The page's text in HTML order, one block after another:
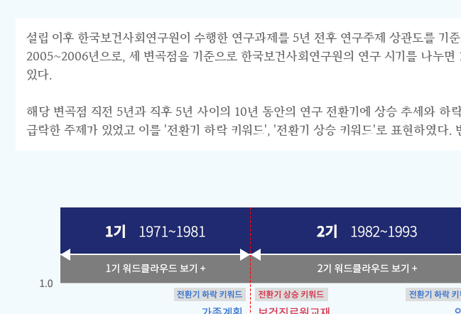
설립 이후 한국보건사회연구원이 수행한 연구과제를 5년 전후 연구주제 상관도를
2005~2006년으로, 세 변곡점을 기준으로 한국보건사회연구원의 연구 시기를 나
있다.
해당 변곡점 직전 5년과 직후 5년 사이의 10년 동안의 연구 전환기에 상승 추세와
급락한 주제가 있었고 이를 '전환기 하락 키워드', '전환기 상승 키워드'로 표현하였